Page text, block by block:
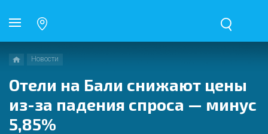
Новости
Отели на Бали снижают цены
из-за падения спроса — минус
5,85%